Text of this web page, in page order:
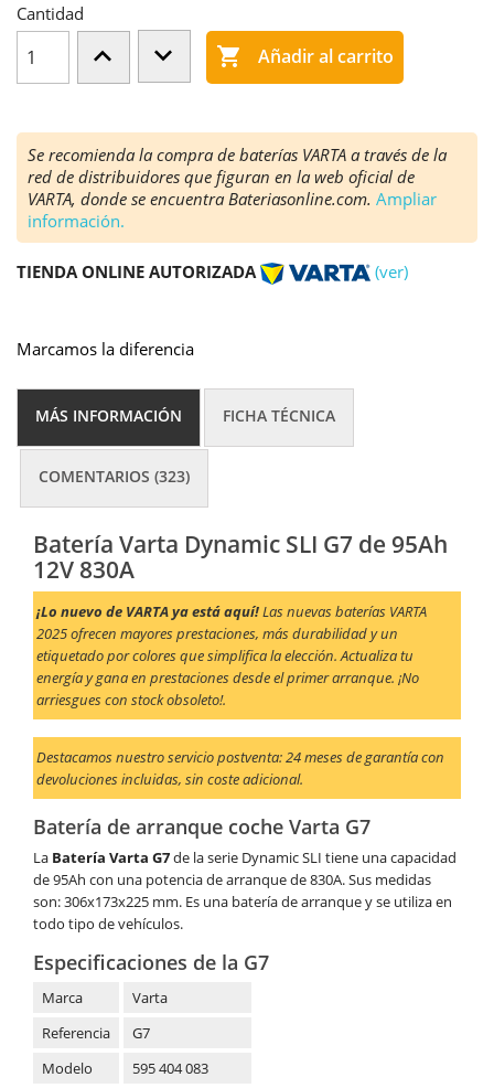
Cantidad
 Añadir al carrito
Se recomienda la compra de baterías VARTA a través de la
red de distribuidores que figuran en la web oficial de
VARTA, donde se encuentra Bateriasonline.com. Ampliar
información.
TIENDA ONLINE AUTORIZADA (ver)
Marcamos la diferencia
MÁS INFORMACIÓN FICHA TÉCNICA
COMENTARIOS (323)
Batería Varta Dynamic SLI G7 de 95Ah
12V 830A
¡Lo nuevo de VARTA ya está aquí!Las nuevas baterías VARTA
2025 ofrecen mayores prestaciones, más durabilidad y un
etiquetado por colores que simplifica la elección. Actualiza tu
energía y gana en prestaciones desde el primer arranque. ¡No
arriesgues con stock obsoleto!.
Destacamos nuestro servicio postventa: 24 meses de garantía con
devoluciones incluidas, sin coste adicional.
Batería de arranque coche Varta G7
La Batería Varta G7de la serie Dynamic SLI tiene una capacidad
de 95Ah con una potencia de arranque de 830A. Sus medidas
son: 306x173x225 mm. Es una batería de arranque y se utiliza en
todo tipo de vehículos.
Especificaciones de la G7
Marca
Varta
Referencia
G7
Modelo
595 404 083